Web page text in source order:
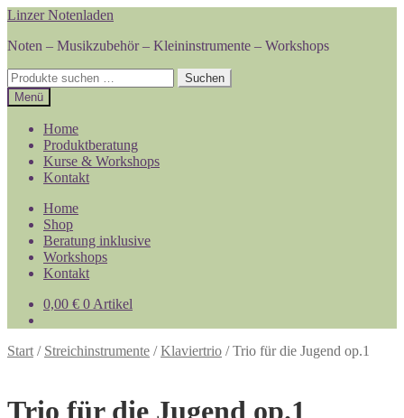
Zur
springen
Zum
springen
Linzer Notenladen
Noten – Musikzubehör – Kleininstrumente – Workshops
Suchen
nach:
Suchen
Menü
Home
Produktberatung
Kurse & Workshops
Kontakt
Home
Shop
Beratung inklusive
Workshops
Kontakt
0,00 € 0 Artikel
Start / Streichinstrumente /Klaviertrio /Trio für die Jugend op.1
Trio für die Jugend op.1